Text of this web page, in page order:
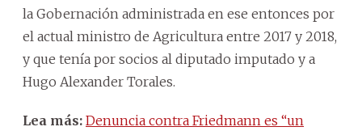
la Gobernación administrada en ese entonces por
el actual ministro de Agricultura entre 2017 y 2018,
y que tenía por socios al diputado imputado y a
Hugo Alexander Torales.
Lea más: Denuncia contra Friedmann es “un